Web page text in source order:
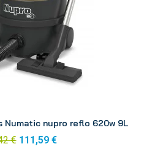
Numatic nupro reflo 620w 9L
€ 111,59 €